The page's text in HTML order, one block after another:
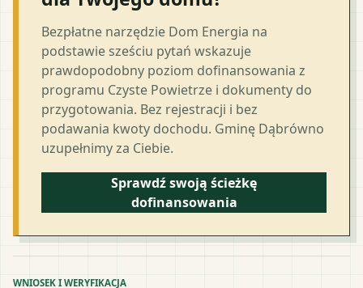
Bezpłatne narzędzie Dom Energia na
podstawie sześciu pytań wskazuje
prawdopodobny poziom dofinansowania z
programu Czyste Powietrze i dokumenty do
przygotowania. Bez rejestracji i bez
podawania kwoty dochodu. Gminę Dąbrówno
uzupełnimy za Ciebie.
Sprawdź swoją ścieżkę
dofinansowania
WNIOSEK I WERYFIKACJA